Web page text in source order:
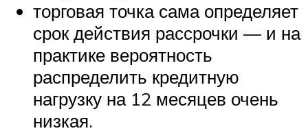
торговая точка сама определяет
срок действия рассрочки — и на
практике вероятность
распределить кредитную
нагрузку на 12 месяцев очень
низкая.